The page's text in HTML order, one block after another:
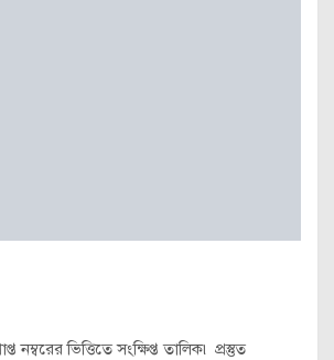
নম্বরের ভিত্তিতে সংক্ষিপ্ত তালিক৷ প্রস্তুত